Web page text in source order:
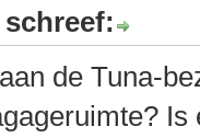
de Tuna-